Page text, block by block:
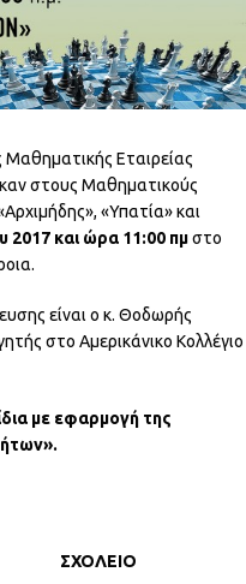
Εταιρείας
στους Μαθηματικούς
«Υπατία» και
2017 και ώρα 11:00 πμστο
είναι ο κ. Θοδωρής
στο Αμερικάνικο Κολλέγιο
με εφαρμογή της
ΣΧΟΛΕΙΟ